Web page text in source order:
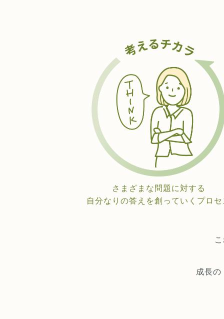
さまざまな問題に対する
自分なりの答えを創っていくプロ
成長